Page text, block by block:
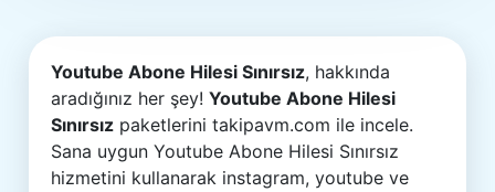
Youtube Abone Hilesi Sınırsız, hakkında
aradığınız her şey!Youtube Abone Hilesi
Sınırsız paketlerini takipavm.com ile incele.
Sana uygun Youtube Abone Hilesi Sınırsız
hizmetini kullanarak instagram, youtube ve